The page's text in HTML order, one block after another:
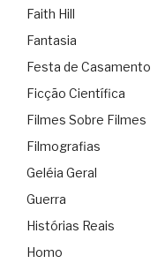
Faith Hill
Fantasia
Festa de Casamento
Ficção Científica
Filmes Sobre Filmes
Filmografias
Geléia Geral
Guerra
Histórias Reais
Homo